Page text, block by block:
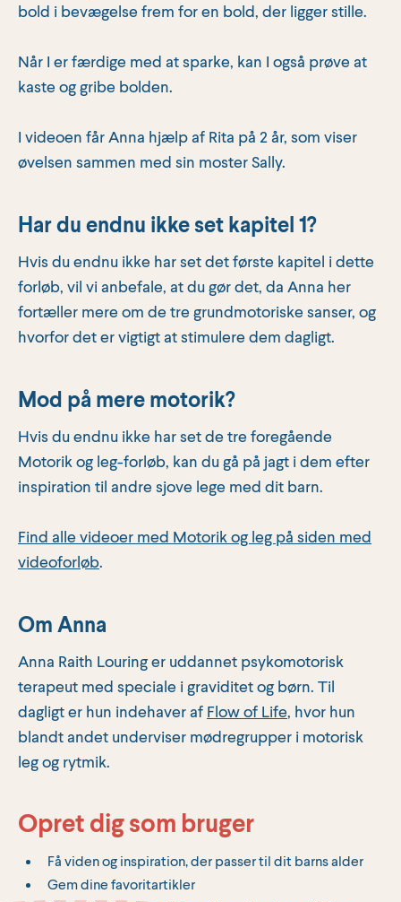
bold i bevægelse frem for en bold, der ligger stille.
Når I er færdige med at sparke, kan I også prøve at
kaste og gribe bolden.
I videoen får Anna hjælp af Rita på 2 år, som viser
øvelsen sammen med sin moster Sally.
Har du endnu ikke set kapitel 1?
Hvis du endnu ikke har set det første kapitel i dette
forløb, vil vi anbefale, at du gør det, da Anna her
fortæller mere om de tre grundmotoriske sanser, og
hvorfor det er vigtigt at stimulere dem dagligt.
Mod på mere motorik?
Hvis du endnu ikke har set de tre foregående
Motorik og leg-forløb, kan du gå på jagt i dem efter
inspiration til andre sjove lege med dit barn.
Find alle videoer med Motorik og leg på siden med
videoforløb.
Om Anna
Anna Raith Louring er uddannet psykomotorisk
terapeut med speciale i graviditet og børn. Til
dagligt er hun indehaver af Flow of Life, hvor hun
blandt andet underviser mødregrupper i motorisk
leg og rytmik.
Opret dig som bruger
Få viden og inspiration, der passer til dit barns alder
Gem dine favoritartikler